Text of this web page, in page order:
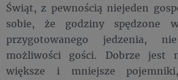
Świąt, z pewnością niejeden
sobie, że godziny spędzone
przygotowanego jedzenia,
możliwości gości. Dobrze jest
większe i mniejsze